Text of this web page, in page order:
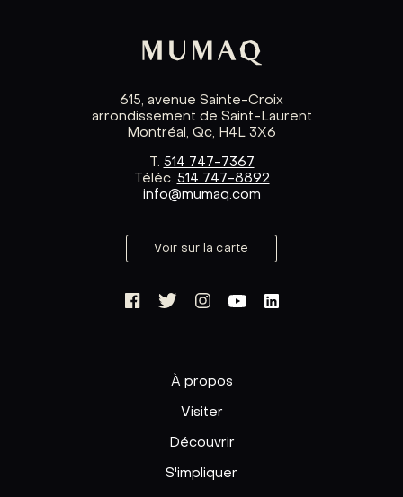
615, avenue Sainte-Croix
arrondissement de Saint-Laurent
Montréal, Qc, H4L 3X6
T. 514 747-7367
Téléc. 514 747-8892
info@mumaq.com
Voir sur la carte
À propos
Visiter
Découvrir
S'impliquer